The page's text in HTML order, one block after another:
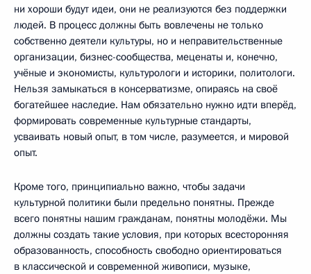
ни хороши будут идеи, они не реализуются без поддержки
людей. В процесс должны быть вовлечены не только
собственно деятели культуры, но и неправительственные
организации, бизнес-сообщества, меценаты и, конечно,
учёные и экономисты, культурологи и историки, политологи.
Нельзя замыкаться в консерватизме, опираясь на своё
богатейшее наследие. Нам обязательно нужно идти вперёд,
формировать современные культурные стандарты,
усваивать новый опыт, в том числе, разумеется, и мировой
опыт.
Кроме того, принципиально важно, чтобы задачи
культурной политики были предельно понятны. Прежде
всего понятны нашим гражданам, понятны молодёжи. Мы
должны создать такие условия, при которых всесторонняя
образованность, способность свободно ориентироваться
в классической и современной живописи, музыке,